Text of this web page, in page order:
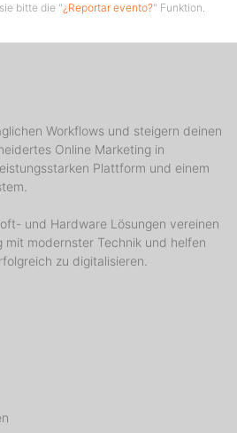
bitte die "¿Reportar evento?" Funktion.
Workflows und steigern deinen
Online Marketing in
Plattform und einem
und Hardware Lösungen vereinen
mit modernster Technik und helfen
zu digitalisieren.